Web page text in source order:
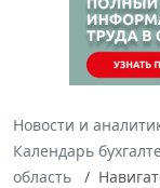
Новости и
Календарь
область